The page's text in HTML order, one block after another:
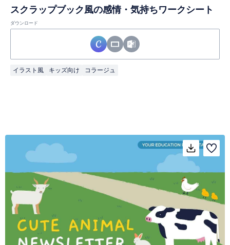
スクラップブック風の感情・気持ちワークシート
ダウンロード
イラスト風 キッズ向け コラージュ